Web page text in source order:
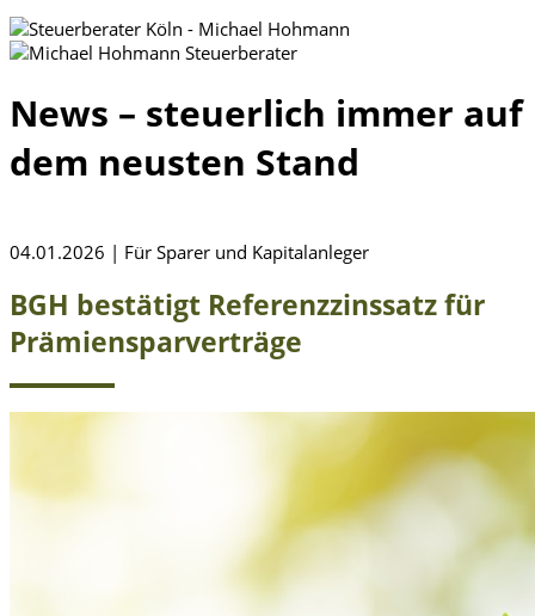
News – steuerlich immer auf
dem neusten Stand
04.01.2026 | Für Sparer und Kapitalanleger
BGH bestätigt Referenzzinssatz für
Prämiensparverträge